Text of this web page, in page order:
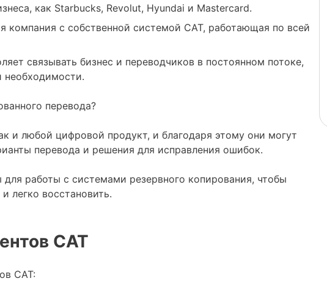
как Starbucks, Revolut, Hyundai и Mastercard.
компания с собственной системой CAT, работающая по всей
связывать бизнес и переводчиков в постоянном потоке,
необходимости.
перевода?
и любой цифровой продукт, и благодаря этому они могут
перевода и решения для исправления ошибок.
работы с системами резервного копирования, чтобы
легко восстановить.
CAT
CAT: